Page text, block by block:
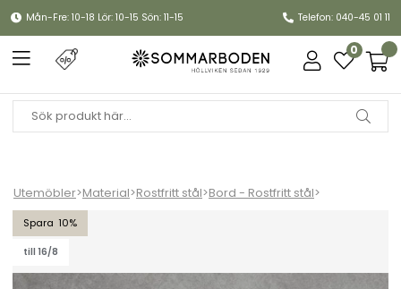
Mån-Fre: 10-18 Lör: 10-15 Sön: 11-15 Telefon: 040-45 01 11
0
Utemöbler>Material>Rostfritt stål>Bord - Rostfritt stål>
10
till 16/8
Laminatskiva Ø 70 cm - grå betong